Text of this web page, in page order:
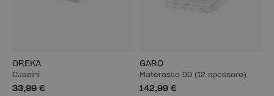
OREKA
Cuscini
33,99 €
GARO
Materasso 90 (12 spessore)
142,99 €